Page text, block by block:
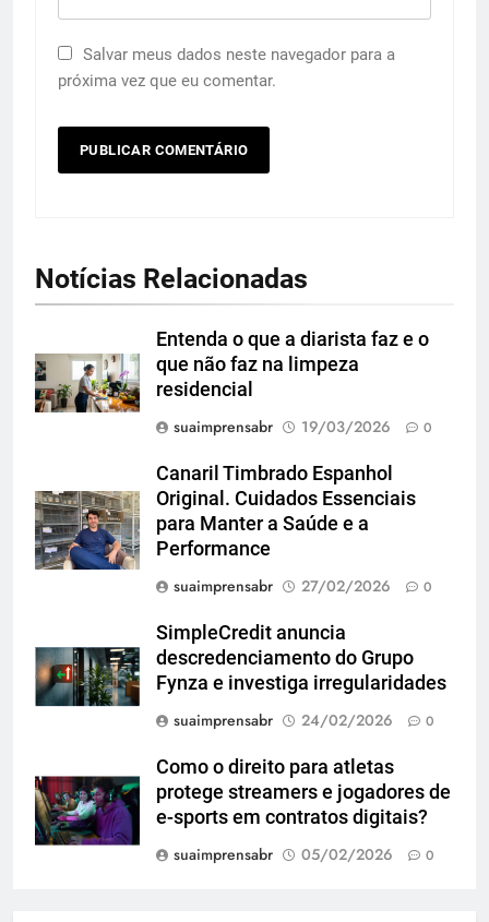
Salvar meus dados neste navegador para a
próxima vez que eu comentar.
Notícias Relacionadas
Entenda o que a diarista faz e o
que não faz na limpeza
residencial
suaimprensabr
19/03/2026 0
Canaril Timbrado Espanhol
Original. Cuidados Essenciais
para Manter a Saúde e a
Performance
suaimprensabr
27/02/2026 0
SimpleCredit anuncia
descredenciamento do Grupo
Fynza e investiga irregularidades
suaimprensabr
24/02/2026 0
Como o direito para atletas
protege streamers e jogadores de
e-sports em contratos digitais?
suaimprensabr
05/02/2026 0